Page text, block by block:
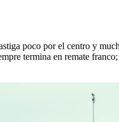
poco por el centro y
termina en remate